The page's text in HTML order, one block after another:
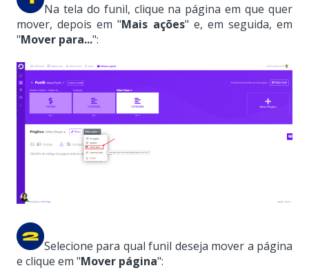
Na tela do funil, clique na página em que quer
mover, depois em "Mais ações" e, em seguida, em
"Mover para...":
Selecione para qual funil deseja mover a página
e clique em "Mover página":